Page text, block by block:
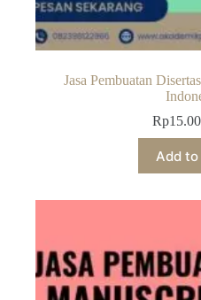
Jasa Pembuatan
Rp
Add